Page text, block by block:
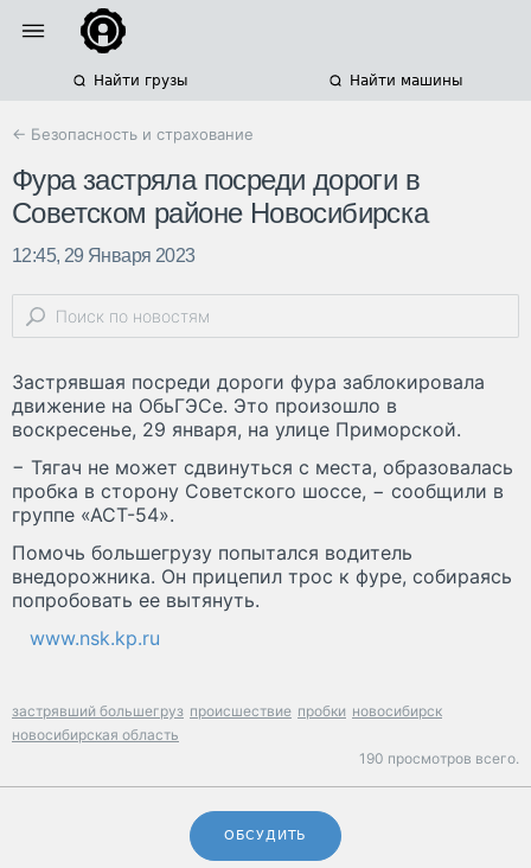
Найти грузы Найти машины
← Безопасность и страхование
Фура застряла посреди дороги в
Советском районе Новосибирска
12:45, 29 Января 2023
Застрявшая посреди дороги фура заблокировала
движение на ОбьГЭСе. Это произошло в
воскресенье, 29 января, на улице Приморской.
− Тягач не может сдвинуться с места, образовалась
пробка в сторону Советского шоссе, − сообщили в
группе «АСТ-54».
Помочь большегрузу попытался водитель
внедорожника. Он прицепил трос к фуре, собираясь
попробовать ее вытянуть.
www.nsk.kp.ru
застрявший большегруз происшествие пробки новосибирск
новосибирская область
190 просмотров всего.
ОБСУДИТЬ